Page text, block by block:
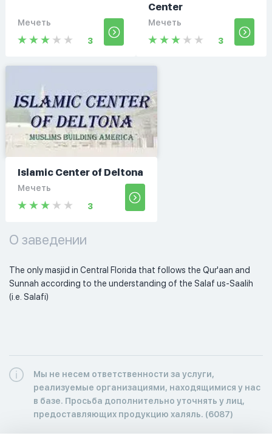
Мечеть
3
Center
Мечеть
3
Islamic Center of Deltona
Мечеть
3
О заведении
The only masjid in Central Florida that follows the Qur'aan and
Sunnah according to the understanding of the Salaf us-Saalih
(i.e. Salafi)
Мы не несем ответственности за услуги,
реализуемые организациями, находящимися у нас
в базе. Просьба дополнительно уточнять у лиц,
предоставляющих продукцию халяль. (6087)